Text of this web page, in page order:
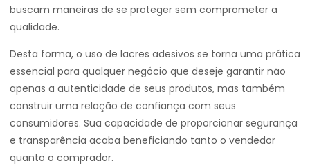
buscam maneiras de se proteger sem comprometer a
qualidade.
Desta forma, o uso de lacres adesivos se torna uma prática
essencial para qualquer negócio que deseje garantir não
apenas a autenticidade de seus produtos, mas também
construir uma relação de confiança com seus
consumidores. Sua capacidade de proporcionar segurança
e transparência acaba beneficiando tanto o vendedor
quanto o comprador.